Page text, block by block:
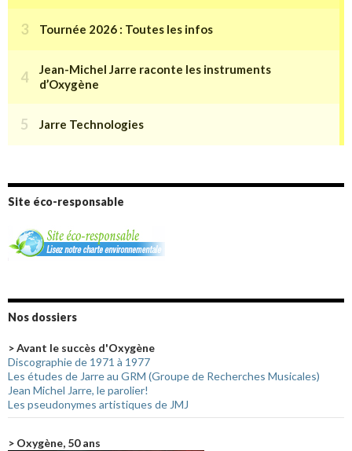
Site éco-responsable
Nos dossiers
> Avant le succès d'Oxygène
Discographie de 1971 à 1977
Les études de Jarre au GRM (Groupe de Recherches Musicales)
Jean Michel Jarre, le parolier!
Les pseudonymes artistiques de JMJ
> Oxygène, 50 ans